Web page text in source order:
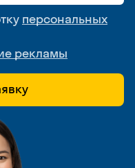
персональных
рекламы